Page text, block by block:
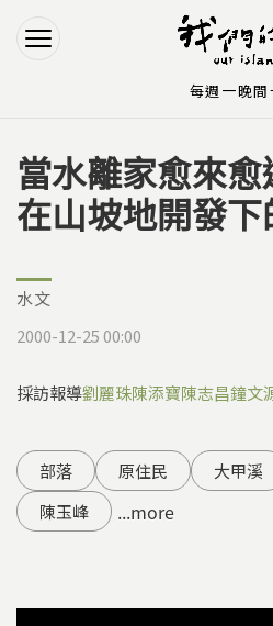
Jump to
Jump to Main
您在這裡
當水離家愈來
在山坡地開發
水文
2000-12-25 00:00
採訪報導劉麗珠陳添寶陳志昌鐘文
部落 原住民 大甲溪
陳玉峰
...more
每週一晚間